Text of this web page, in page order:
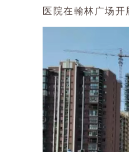
医院在翰林广场开